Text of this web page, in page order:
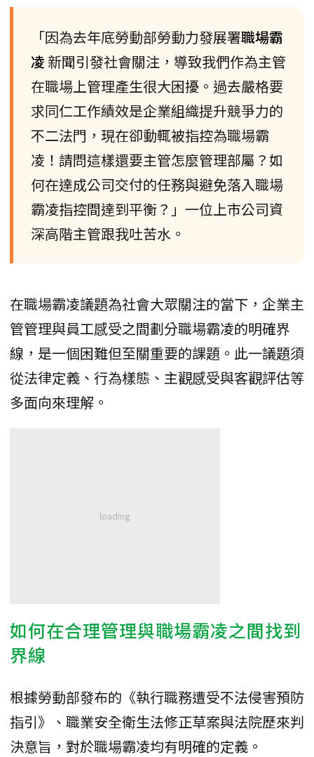
「因為去年底勞動部勞動力發展署職場霸
凌 新聞引發社會關注，導致我們作為主管
在職場上管理產生很大困擾。過去嚴格要
求同仁工作績效是企業組織提升競爭力的
不二法門，現在卻動輒被指控為職場霸
凌！請問這樣還要主管怎麼管理部屬？如
何在達成公司交付的任務與避免落入職場
霸凌指控間達到平衡？」一位上市公司資
深高階主管跟我吐苦水。
在職場霸凌議題為社會大眾關注的當下，企業主
管管理與員工感受之間劃分職場霸凌的明確界
線，是一個困難但至關重要的課題。此一議題須
從法律定義、行為樣態、主觀感受與客觀評估等
多面向來理解。
如何在合理管理與職場霸凌之間找到
界線
根據勞動部發布的《執行職務遭受不法侵害預防
指引》、職業安全衛生法修正草案與法院歷來判
決意旨，對於職場霸凌均有明確的定義。